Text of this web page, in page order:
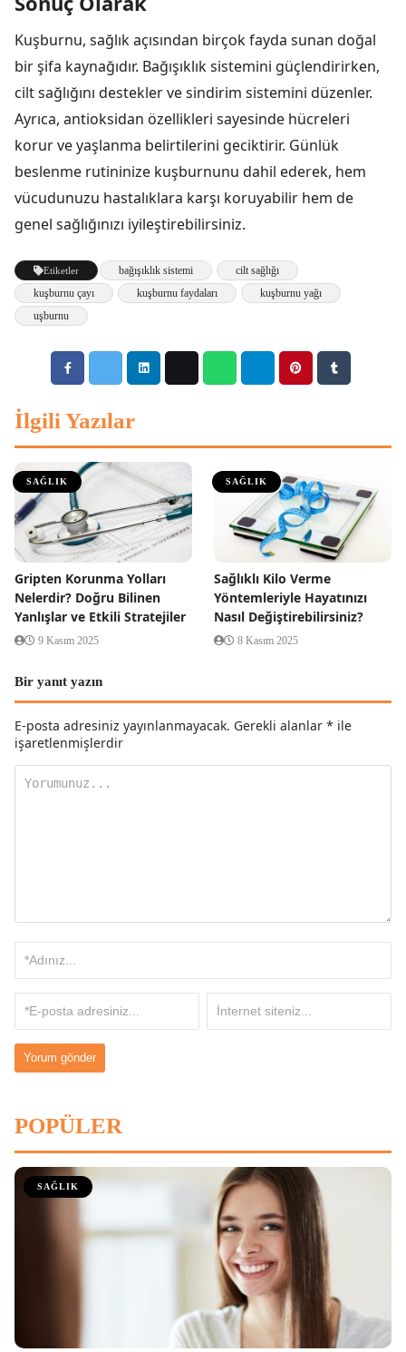
Kuşburnu, sağlık açısından birçok fayda sunan doğal
bir şifa kaynağıdır. Bağışıklık sistemini güçlendirirken,
cilt sağlığını destekler ve sindirim sistemini düzenler.
Ayrıca, antioksidan özellikleri sayesinde hücreleri
korur ve yaşlanma belirtilerini geciktirir. Günlük
beslenme rutininize kuşburnunu dahil ederek, hem
vücudunuzu hastalıklara karşı koruyabilir hem de
genel sağlığınızı iyileştirebilirsiniz.
Etiketler bağışıklık sistemi
cilt sağlığı
kuşburnu çayı
kuşburnu faydaları
kuşburnu yağı
uşburnu
İlgili Yazılar
SAĞLIK
Gripten Korunma Yolları
Nelerdir? Doğru Bilinen
Yanlışlar ve Etkili Stratejiler
9 Kasım 2025
SAĞLIK
Sağlıklı Kilo Verme
Yöntemleriyle Hayatınızı
Nasıl Değiştirebilirsiniz?
8 Kasım 2025
Bir yanıt yazın
E-posta adresiniz yayınlanmayacak. Gerekli alanlar * ile
işaretlenmişlerdir
POPÜLER
SAĞLIK